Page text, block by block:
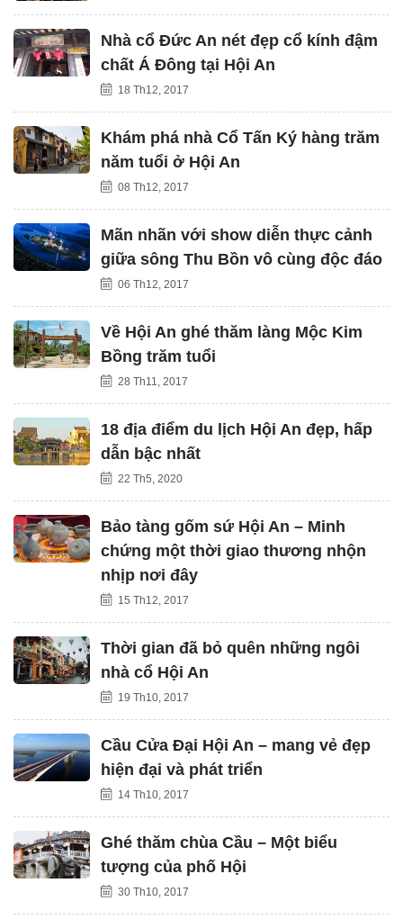
Nhà cổ Đức An nét đẹp cổ kính đậm
chất Á Đông tại Hội An
18 Th12, 2017
Khám phá nhà Cổ Tấn Ký hàng trăm
năm tuổi ở Hội An
08 Th12, 2017
Mãn nhãn với show diễn thực cảnh
giữa sông Thu Bồn vô cùng độc đáo
06 Th12, 2017
Về Hội An ghé thăm làng Mộc Kim
Bồng trăm tuổi
28 Th11, 2017
18 địa điểm du lịch Hội An đẹp, hấp
dẫn bậc nhất
22 Th5, 2020
Bảo tàng gốm sứ Hội An – Minh
chứng một thời giao thương nhộn
nhịp nơi đây
15 Th12, 2017
Thời gian đã bỏ quên những ngôi
nhà cổ Hội An
19 Th10, 2017
Cầu Cửa Đại Hội An – mang vẻ đẹp
hiện đại và phát triển
14 Th10, 2017
Ghé thăm chùa Cầu – Một biểu
tượng của phố Hội
30 Th10, 2017